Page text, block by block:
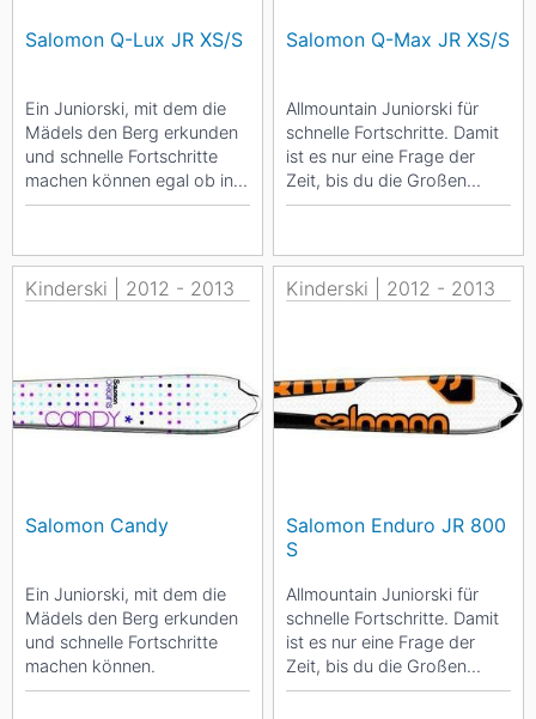
Salomon Q-Lux JR XS/S
Ein Juniorski, mit dem die
Mädels den Berg erkunden
und schnelle Fortschritte
machen können egal ob in
der XS-Version (70-90cm)
Salomon Q-Max JR XS/S
Allmountain Juniorski für
schnelle Fortschritte. Damit
ist es nur eine Frage der
Zeit, bis du die Großen
überholst - egal ob in der
Kinderski | 2012 - 2013
Salomon Candy
Ein Juniorski, mit dem die
Mädels den Berg erkunden
und schnelle Fortschritte
machen können.
Kinderski | 2012 - 2013
Salomon Enduro JR 800
S
Allmountain Juniorski für
schnelle Fortschritte. Damit
ist es nur eine Frage der
Zeit, bis du die Großen
überholst